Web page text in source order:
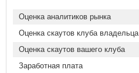
Оценка аналитиков рынка
Оценка скаутов клуба владельца
Оценка скаутов вашего клуба
Заработная плата